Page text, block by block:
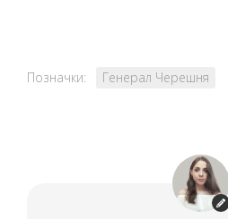
Позначки: Генерал Черешня